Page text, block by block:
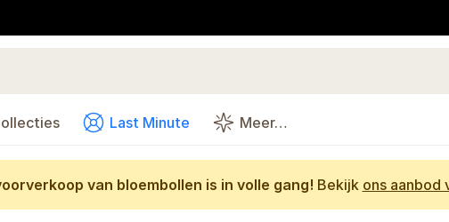
Last Minute Meer…
van bloembollen is in volle gang! Bekijk ons aanbod